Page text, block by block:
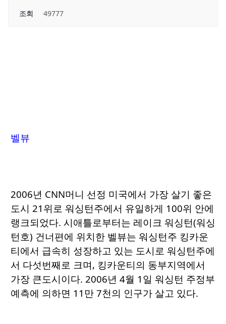
조회 49777
벨뷰
2006년 CNN머니 선정 미국에서 가장 살기 좋은
도시 21위로 워싱턴주에서 유일하게 100위 안에
랭크되었다. 시애틀로부터는 레이크 워싱턴(워싱
턴호) 건너편에 위치한 벨뷰는 워싱턴주 킹카운
티에서 급속히 성장하고 있는 도시로 워싱턴주에
서 다섯번째로 크며, 킹카운티의 동부지역에서
가장 큰도시이다. 2006년 4월 1일 워싱턴 주정부
예측에 의하면 11만 7천의 인구가 살고 있다.